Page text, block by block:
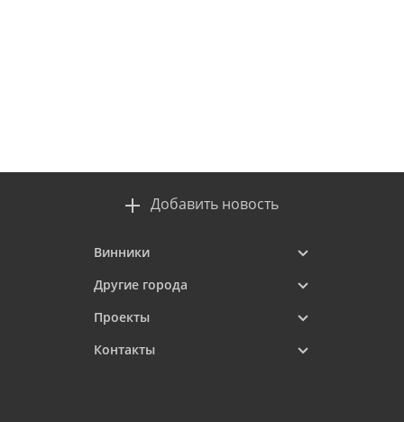
Добавить новость
Винники
Другие города
Проекты
Контакты